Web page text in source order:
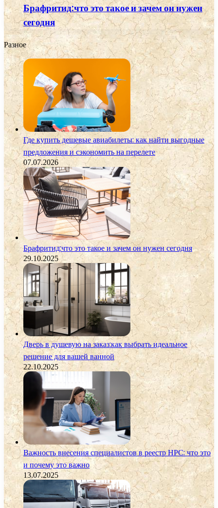
Брафритид:что это такое и зачем он нужен
сегодня
Разное
Где купить дешевые авиабилеты: как найти выгодные
предложения и сэкономить на перелете
07.07.2026
Брафритид:что это такое и зачем он нужен сегодня
29.10.2025
Дверь в душевую на заказ:как выбрать идеальное
решение для вашей ванной
22.10.2025
Важность внесения специалистов в реестр НРС: что это
и почему это важно
13.07.2025